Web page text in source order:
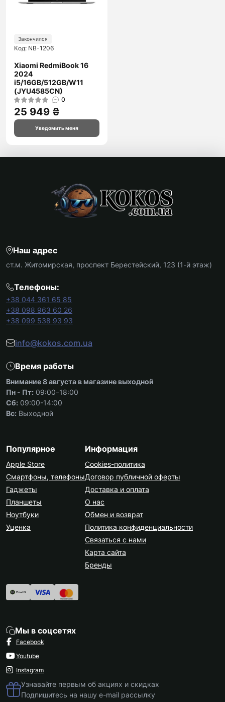
Закончился
Код: NB-1206
Xiaomi RedmiBook 16
2024
i5/16GB/512GB/W11
(JYU4585CN)
0
25 949 ₴
Уведомить меня
Наш адрес
ст.м. Житомирская, проспект Берестейский, 123 (1-й этаж)
Телефоны:
+38 044 361 65 85
+38 098 963 60 26
+38 099 538 93 93
info@kokos.com.ua
Время работы
Внимание 8 августа в магазине выходной
Пн - Пт: 09:00–18:00
Сб: 09:00-14:00
Вс: Выходной
Популярное
Apple Store
Смартфоны, телефоны
Гаджеты
Планшеты
Ноутбуки
Уценка
Информация
Cookies-политика
Договор публичной оферты
Доставка и оплата
О нас
Обмен и возврат
Политика конфиденциальности
Связаться с нами
Карта сайта
Бренды
Мы в соцсетях
Facebook
Youtube
Instagram
Узнавайте первым об акциях и скидках
Подпишитесь на нашу e-mail рассылку